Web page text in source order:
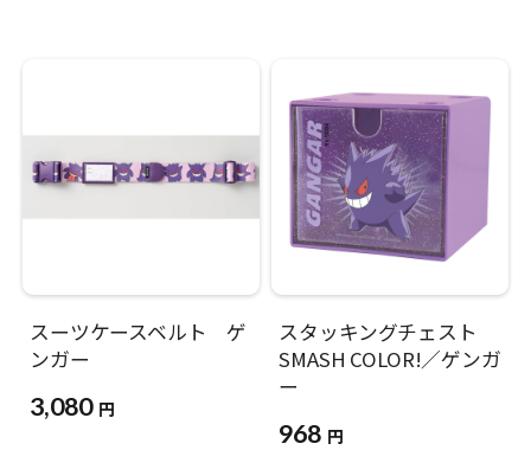
スーツケースベルト ゲ
ンガー
3,080 円
スタッキングチェスト
SMASH COLOR!／ゲンガ
ー
968 円